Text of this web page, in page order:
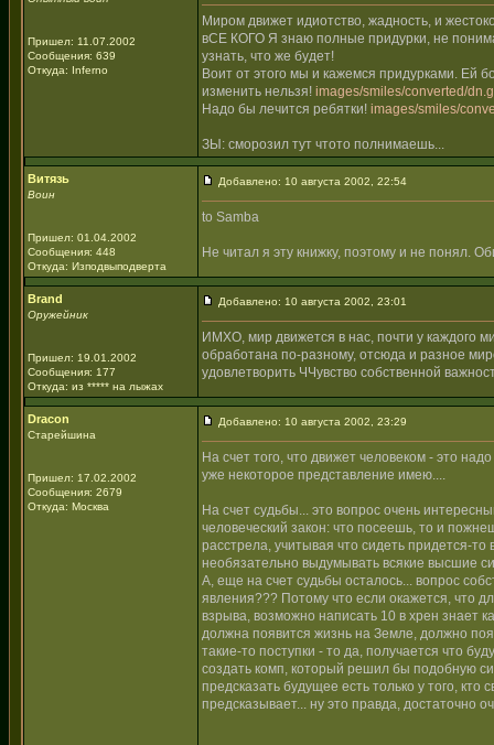
Пришел: 11.07.2002
Сообщения: 639
Откуда: Inferno
Миром движет идиотство, жадность, и
вСЕ КОГО Я знаю полные придурки, не
узнать, что же будет!
Воит от этого мы и кажемся придурками. Ей
изменить нельзя! images/smiles/converted/
Надо бы лечится ребятки! images/smiles/
ЗЫ: сморозил тут чтото полнимаешь...
Витязь
Воин
Пришел: 01.04.2002
Сообщения: 448
Откуда: Изподвыподверта
Добавлено: 10 августа 2002, 22:54
to Samba
Не читал я эту книжку, поэтому и не понял.
Brand
Оружейник
Пришел: 19.01.2002
Сообщения: 177
Откуда: из ***** на лыжах
Добавлено: 10 августа 2002, 23:01
ИМХО, мир движется в нас, почти у каждого
обработана по-разному, отсюда и разное
удовлетворить ЧЧувство собственной
Dracon
Старейшина
Пришел: 17.02.2002
Сообщения: 2679
Откуда: Москва
Добавлено: 10 августа 2002, 23:29
На счет того, что движет человеком - это
уже некоторое представление имею....
На счет судьбы... это вопрос очень
человеческий закон: что посеешь, то и
расстрела, учитывая что сидеть придется-
необязательно выдумывать всякие высшие
А, еще на счет судьбы осталось... вопрос
явления??? Потому что если окажется, что
взрыва, возможно написать 10 в хрен знает
должна появится жизнь на Земле, должно
такие-то поступки - то да, получается что
создать комп, который решил бы подобную
предсказать будущее есть только у того,
предсказывает... ну это правда, достаточно